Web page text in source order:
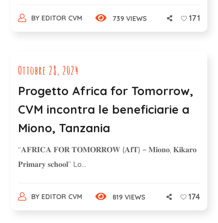
BY EDITOR CVM 739 VIEWS 171
Ottobre 28, 2024
Progetto Africa for Tomorrow,
CVM incontra le beneficiarie a
Miono, Tanzania
“𝐀𝐅𝐑𝐈𝐂𝐀 𝐅𝐎𝐑 𝐓𝐎𝐌𝐎𝐑𝐑𝐎𝐖 (𝐀𝐟𝐓) – 𝐌𝐢𝐨𝐧𝐨, 𝐊𝐢𝐤𝐚𝐫𝐨
𝐏𝐫𝐢𝐦𝐚𝐫𝐲 𝐬𝐜𝐡𝐨𝐨𝐥” Lo...
BY EDITOR CVM 819 VIEWS 174